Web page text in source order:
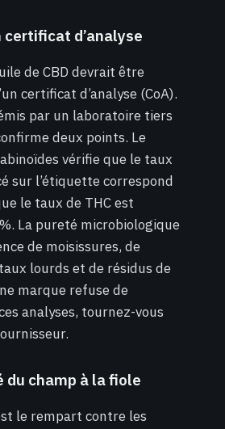
certificat d’analyse
de CBD devrait être
certificat d’analyse (CoA).
par un laboratoire tiers
deux points. Le
vérifie que le taux
sur l’étiquette correspond
le taux de THC est
La pureté microbiologique
de moisissures, de
lourds et de résidus de
marque refuse de
analyses, tournez-vous
du champ à la fiole
le rempart contre les